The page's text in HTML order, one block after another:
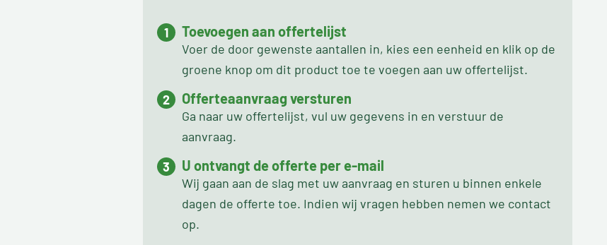
Toevoegen aan offertelijst
Voer de door gewenste aantallen in, kies een eenheid en klik op de
groene knop om dit product toe te voegen aan uw offertelijst.
Offerteaanvraag versturen
Ga naar uw offertelijst, vul uw gegevens in en verstuur de
aanvraag.
U ontvangt de offerte per e-mail
Wij gaan aan de slag met uw aanvraag en sturen u binnen enkele
dagen de offerte toe. Indien wij vragen hebben nemen we contact
op.